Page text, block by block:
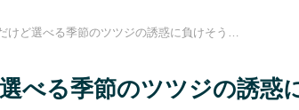
けど選べる季節のツツジの誘惑に負けそう…
べる季節のツツジの誘惑